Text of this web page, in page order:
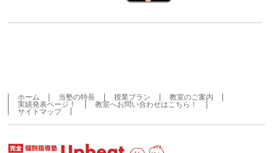
ホーム 当塾の特長 授業プラン
教室のご案内
実績発表ページ！
教室へお問い合わせはこちら！
サイトマップ